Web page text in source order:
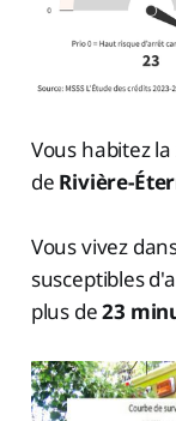
Vous habitez
de Rivière-
Vous vivez
susceptibles
plus de23